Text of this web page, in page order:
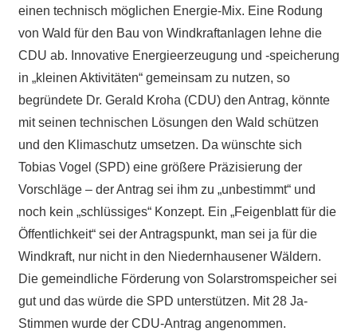
einen technisch möglichen Energie-Mix. Eine Rodung
von Wald für den Bau von Windkraftanlagen lehne die
CDU ab. Innovative Energieerzeugung und -speicherung
in „kleinen Aktivitäten“ gemeinsam zu nutzen, so
begründete Dr. Gerald Kroha (CDU) den Antrag, könnte
mit seinen technischen Lösungen den Wald schützen
und den Klimaschutz umsetzen. Da wünschte sich
Tobias Vogel (SPD) eine größere Präzisierung der
Vorschläge – der Antrag sei ihm zu „unbestimmt“ und
noch kein „schlüssiges“ Konzept. Ein „Feigenblatt für die
Öffentlichkeit“ sei der Antragspunkt, man sei ja für die
Windkraft, nur nicht in den Niedernhausener Wäldern.
Die gemeindliche Förderung von Solarstromspeicher sei
gut und das würde die SPD unterstützen. Mit 28 Ja-
Stimmen wurde der CDU-Antrag angenommen.